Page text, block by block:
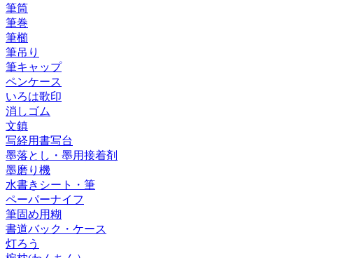
筆筒
筆巻
筆櫛
筆吊り
筆キャップ
ペンケース
いろは歌印
消しゴム
文鎮
写経用書写台
墨落とし・墨用接着剤
墨磨り機
水書きシート・筆
ペーパーナイフ
筆固め用糊
書道バック・ケース
灯ろう